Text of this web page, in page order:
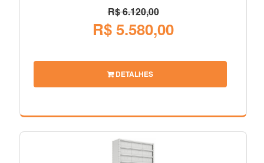
R$ 6.120,00
R$ 5.580,00
DETALHES